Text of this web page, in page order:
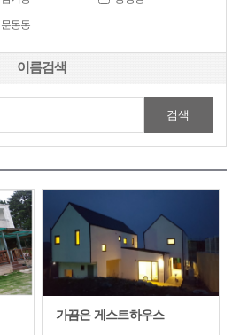
문동동
이름검색
가끔은 게스트하우스